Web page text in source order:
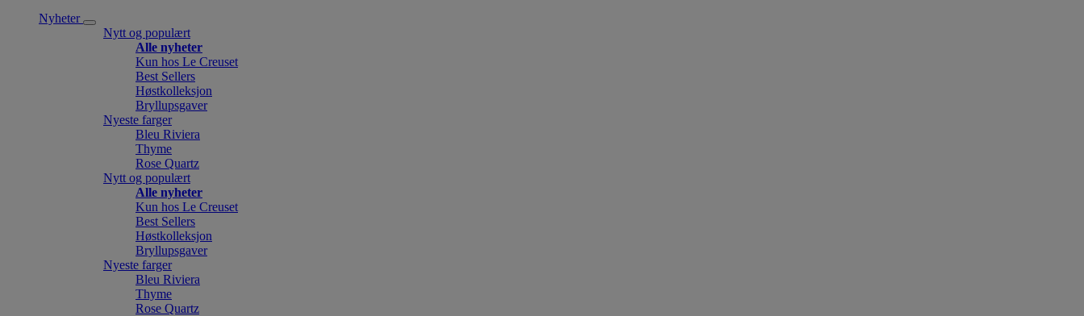
Nyheter
Nytt og populært
Alle nyheter
Kun hos Le Creuset
Best Sellers
Høstkolleksjon
Bryllupsgaver
Nyeste farger
Bleu Riviera
Thyme
Rose Quartz
Nytt og populært
Alle nyheter
Kun hos Le Creuset
Best Sellers
Høstkolleksjon
Bryllupsgaver
Nyeste farger
Bleu Riviera
Thyme
Rose Quartz